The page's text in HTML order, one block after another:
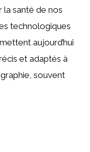
la santé de nos
technologiques
aujourd’hui
et adaptés à
souvent